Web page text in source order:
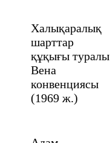
Халықаралық
шарттар
құқығы туралы
Вена
конвенциясы
(1969 ж.)